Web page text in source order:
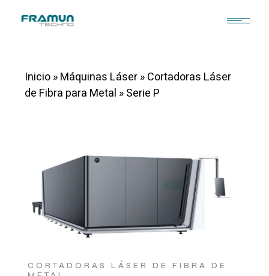
Inicio»Máquinas Láser»Cortadoras Láser
de Fibra para Metal »Serie P
CORTADORAS LÁSER DE FIBRA DE